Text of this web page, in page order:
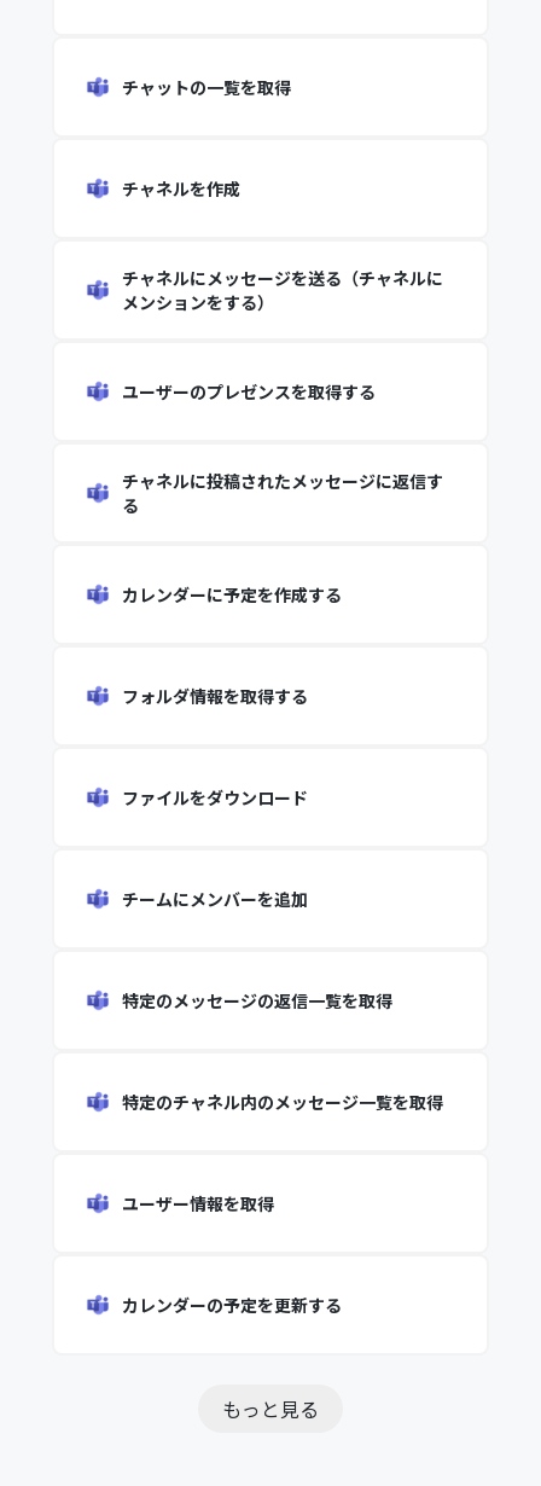
チャットの一覧を取得
チャネルを作成
チャネルにメッセージを送る（チャネルに
メンションをする）
ユーザーのプレゼンスを取得する
チャネルに投稿されたメッセージに返信す
る
カレンダーに予定を作成する
フォルダ情報を取得する
ファイルをダウンロード
チームにメンバーを追加
特定のメッセージの返信一覧を取得
特定のチャネル内のメッセージ一覧を取得
ユーザー情報を取得
カレンダーの予定を更新する
もっと見る